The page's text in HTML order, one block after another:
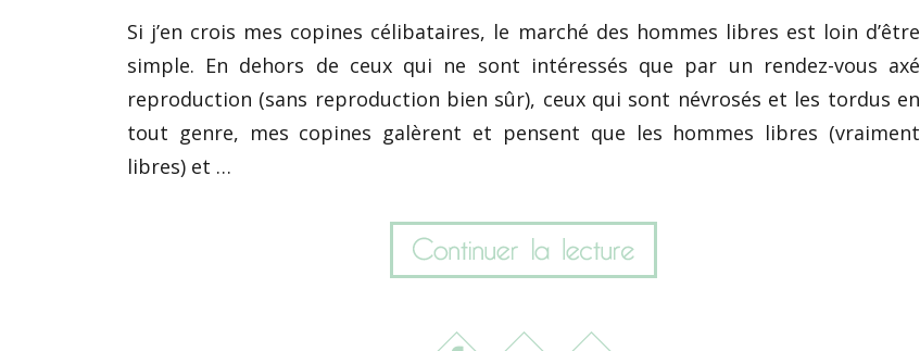
Si j’en crois mes copines célibataires, le marché des hommes libres est loin d’être
simple. En dehors de ceux qui ne sont intéressés que par un rendez-vous axé
reproduction (sans reproduction bien sûr), ceux qui sont névrosés et les tordus en
tout genre, mes copines galèrent et pensent que les hommes libres (vraiment
libres) et …